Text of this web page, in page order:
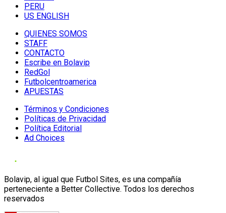
PERU
US ENGLISH
QUIENES SOMOS
STAFF
CONTACTO
Escribe en Bolavip
RedGol
Futbolcentroamerica
APUESTAS
Términos y Condiciones
Políticas de Privacidad
Política Editorial
Ad Choices
Bolavip, al igual que Futbol Sites, es una compañía
perteneciente a Better Collective. Todos los derechos
reservados